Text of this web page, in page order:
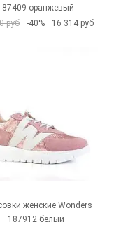
оранжевый
руб
-40% 16 314 руб
женские Wonders
187912 белый